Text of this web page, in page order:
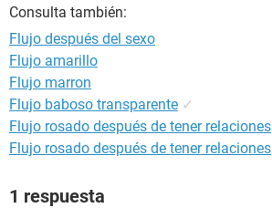
Consulta también:
Flujo después del sexo
Flujo amarillo
Flujo marron
Flujo baboso transparente ✓
Flujo rosado después de tener relaciones
Flujo rosado después de tener relaciones
1 respuesta